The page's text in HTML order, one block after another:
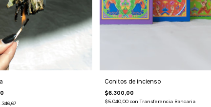
Conitos de incienso
$6.300,00
$5.040,00 con Transferencia Bancaria